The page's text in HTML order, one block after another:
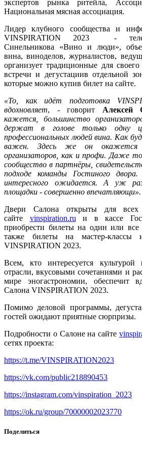
экспертов рынка ритейла,
Национальная мясная ассоциация.
Лидер клубного сообщества и
VINSPIRATION 2023 -
Синельникова «Вино и люди»,
вина, виноделов, журналистов,
организует традиционные для
встречи и дегустациив отдельной
которые можно купив билет на сайте.
«То, как идёт подготовка
вдохновляет, - говорит Алексей
кажется, большинство
держат в голове только одну
профессиональных людей вина. Как
важен. Здесь же он окажется
организаторов, как и профи. Даже
сообщество в партнёры,
подходе команды Гостиного
интересного ожидается. А уж
площадки - совершенно впечатляющи».
Двери Салона открыты для
сайте vinspiration.ru и в кассе
приобрести билеты на один или
также билеты на мастер-классы
VINSPIRATION 2023.
Всем, кто интересуется культурой
отрасли, вкусовыми сочетаниями и
мире эногастрономии, обеспечит
Салона VINSPIRATION 2023.
Помимо деловой программы,
гостей ожидают приятные сюрпризы.
Подробности о Салоне на сайте
сетях проекта:
https://t.me/VINSPIRATION2023
https://vk.com/public218890453
https://instagram.com/vinspiration_2023
https://ok.ru/group/70000002023770
Поделиться